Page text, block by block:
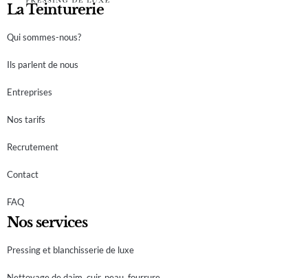
La Teinturerie
Qui sommes-nous?
Ils parlent de nous
Entreprises
Nos tarifs
Recrutement
Contact
FAQ
Nos services
Pressing et blanchisserie de luxe